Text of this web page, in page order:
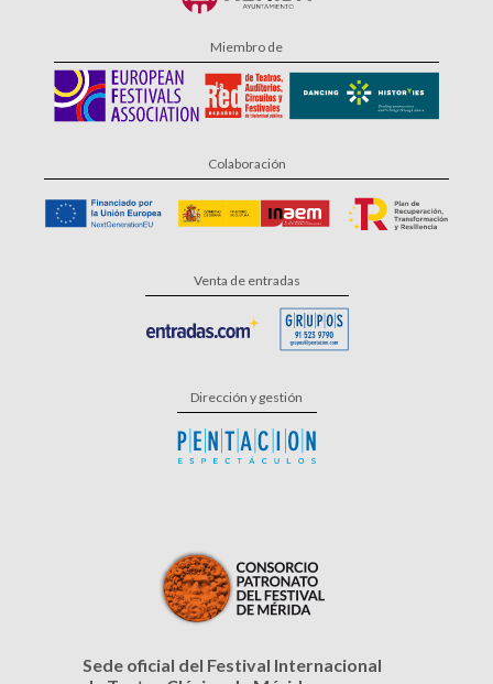
Miembro de
Colaboración
Venta de entradas
Dirección y gestión
Sede oficial del Festival Internacional